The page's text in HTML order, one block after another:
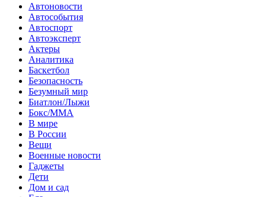
Автоновости
Автособытия
Автоспорт
Автоэксперт
Актеры
Аналитика
Баскетбол
Безопасность
Безумный мир
Биатлон/Лыжи
Бокс/MMA
В мире
В России
Вещи
Военные новости
Гаджеты
Дети
Дом и сад